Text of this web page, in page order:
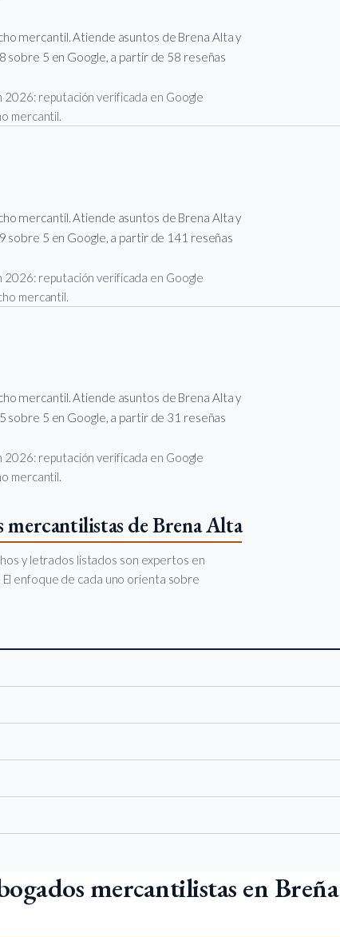
mercantil. Atiende asuntos de Brena Alta y
sobre 5 en Google, a partir de 58 reseñas
2026: reputación verificada en Google
mercantil.
mercantil. Atiende asuntos de Brena Alta y
sobre 5 en Google, a partir de 141 reseñas
2026: reputación verificada en Google
mercantil.
mercantil. Atiende asuntos de Brena Alta y
sobre 5 en Google, a partir de 31 reseñas
2026: reputación verificada en Google
mercantil.
mercantilistas de Brena Alta
y letrados listados son expertos en
enfoque de cada uno orienta sobre
mercantilistas en Breña